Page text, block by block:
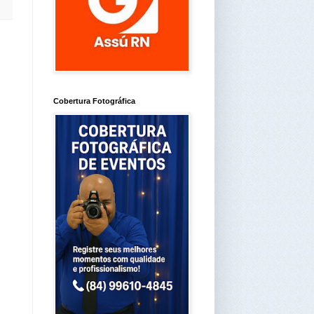
Cobertura Fotográfica